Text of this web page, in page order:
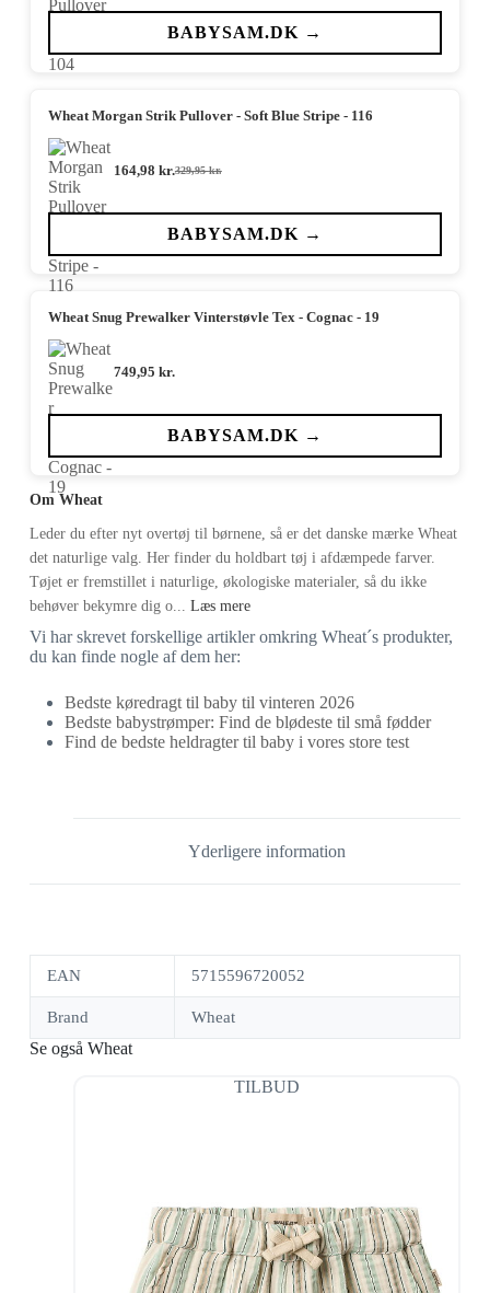
pris
var:
pris
er:
BABYSAM.DK →
Wheat Morgan Strik Pullover - Soft Blue Stripe - 116
329,95kr.
Den
pris
var:
164,98 kr.Den
pris
er:
BABYSAM.DK →
Wheat Snug Prewalker Vinterstøvle Tex - Cognac - 19
749,95 kr.
BABYSAM.DK →
Om Wheat
Leder du efter nyt overtøj til børnene, så er det danske mærke Wheat
det naturlige valg. Her finder du holdbart tøj i afdæmpede farver.
Tøjet er fremstillet i naturlige, økologiske materialer, så du ikke
behøver bekymre dig o... Læs mere
Vi har skrevet forskellige artikler omkring Wheat´s produkter,
du kan finde nogle af dem her:
Bedste køredragt til baby til vinteren 2026
Bedste babystrømper: Find de blødeste til små fødder
Find de bedste heldragter til baby i vores store test
Yderligere information
EAN 5715596720052
Brand Wheat
Se også Wheat
TILBUD